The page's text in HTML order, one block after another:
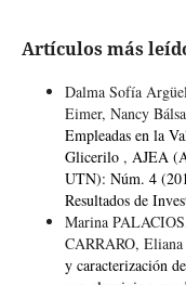
Artículos más
Dalma Sofía
Eimer, Nancy
Empleadas en la
Glicerilo , AJEA
UTN): Núm. 4
Resultados de
Marina
CARRARO,
y caracterización